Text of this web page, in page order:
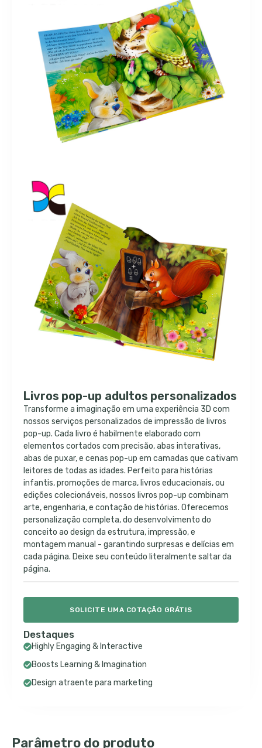
Livros pop-up adultos personalizados
Transforme a imaginação em uma experiência 3D com
nossos serviços personalizados de impressão de livros
pop-up. Cada livro é habilmente elaborado com
elementos cortados com precisão, abas interativas,
abas de puxar, e cenas pop-up em camadas que cativam
leitores de todas as idades. Perfeito para histórias
infantis, promoções de marca, livros educacionais, ou
edições colecionáveis, nossos livros pop-up combinam
arte, engenharia, e contação de histórias. Oferecemos
personalização completa, do desenvolvimento do
conceito ao design da estrutura, impressão, e
montagem manual - garantindo surpresas e delícias em
cada página. Deixe seu conteúdo literalmente saltar da
página.
SOLICITE UMA COTAÇÃO GRÁTIS
Destaques
Highly Engaging & Interactive
Boosts Learning & Imagination
Design atraente para marketing
Parâmetro do produto